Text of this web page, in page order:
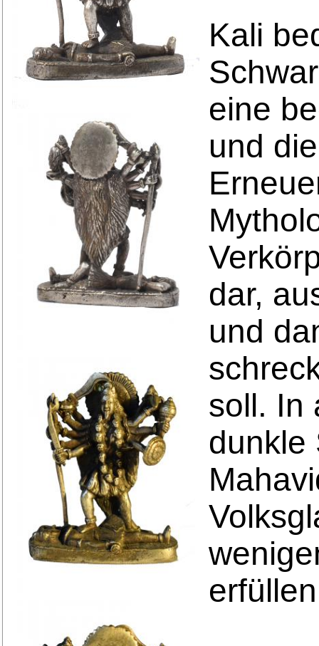
Kali
eine
und
dar,
und
soll. In
dunkle